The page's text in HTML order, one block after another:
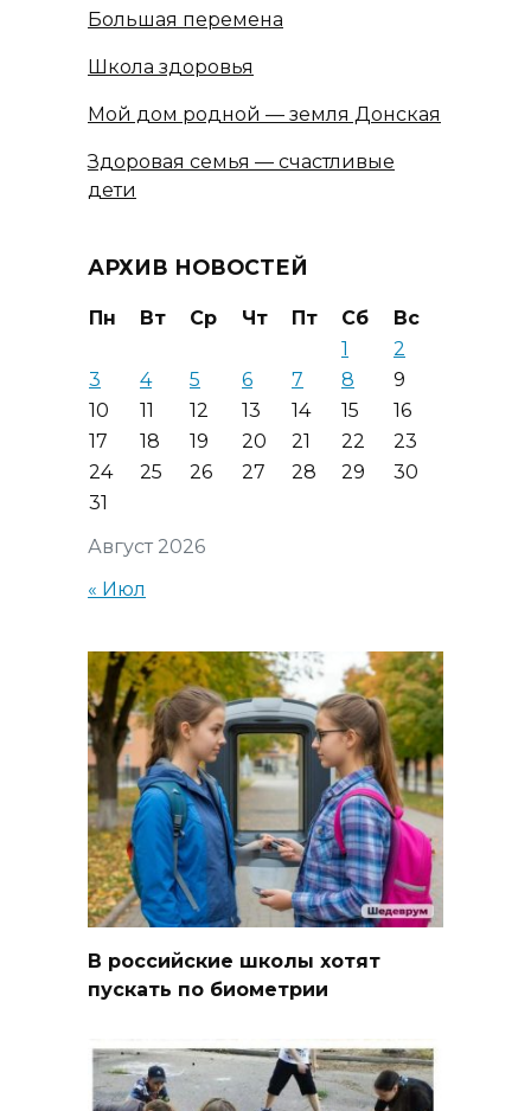
Большая перемена
Школа здоровья
Мой дом родной — земля Донская
Здоровая семья — счастливые
дети
АРХИВ НОВОСТЕЙ
Август 2026
Пн Вт Ср Чт Пт Сб
Вс
1
2
3
4 5 6 7 8
9
10
11 12 13 14 15
16
17
18 19 20 21 22
23
24
25 26 27 28 29
30
31
« Июл
В российские школы хотят
пускать по биометрии